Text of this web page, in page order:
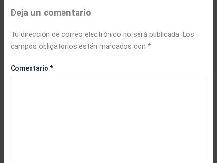
Deja un comentario
Tu dirección de correo electrónico no será publicada. Los
campos obligatorios están marcados con*
Comentario*